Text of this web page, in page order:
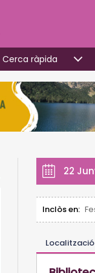
Cerca ràpida
22
Inclòs en:
Localització